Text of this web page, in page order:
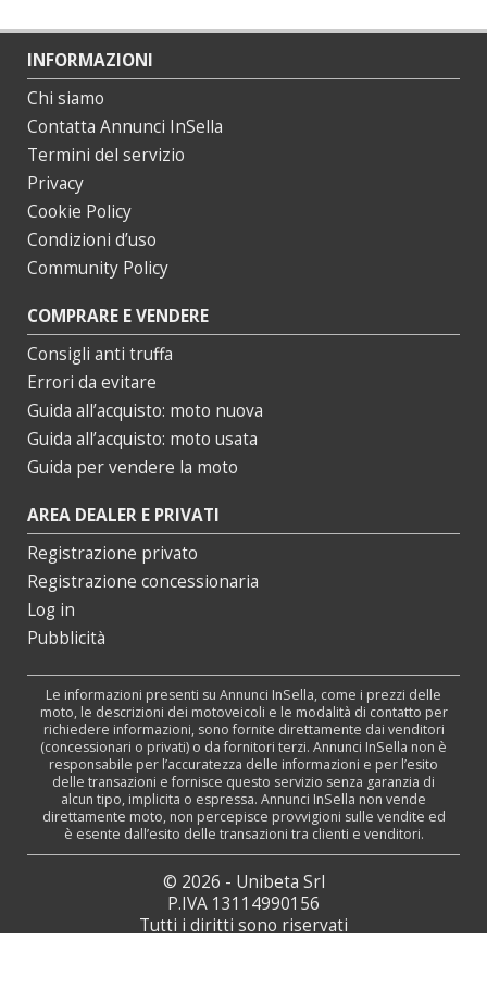
INFORMAZIONI
Chi siamo
Contatta Annunci InSella
Termini del servizio
Privacy
Cookie Policy
Condizioni d’uso
Community Policy
COMPRARE E VENDERE
Consigli anti truffa
Errori da evitare
Guida all’acquisto: moto nuova
Guida all’acquisto: moto usata
Guida per vendere la moto
AREA DEALER E PRIVATI
Registrazione privato
Registrazione concessionaria
Log in
Pubblicità
Le informazioni presenti su Annunci InSella, come i prezzi delle
moto, le descrizioni dei motoveicoli e le modalità di contatto per
richiedere informazioni, sono fornite direttamente dai venditori
(concessionari o privati) o da fornitori terzi. Annunci InSella non è
responsabile per l’accuratezza delle informazioni e per l’esito
delle transazioni e fornisce questo servizio senza garanzia di
alcun tipo, implicita o espressa. Annunci InSella non vende
direttamente moto, non percepisce provvigioni sulle vendite ed
è esente dall’esito delle transazioni tra clienti e venditori.
© 2026 - Unibeta Srl
P.IVA 13114990156
Tutti i diritti sono riservati